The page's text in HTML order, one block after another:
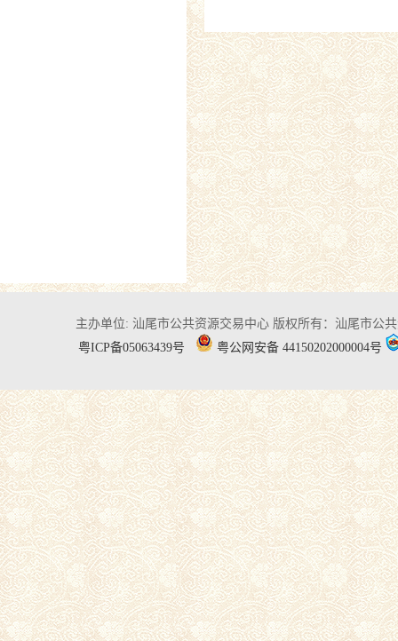
主办单位: 汕尾市公共资源交易中心 版权所有：汕尾市公
粤ICP备05063439号
粤公网安备 44150202000004号